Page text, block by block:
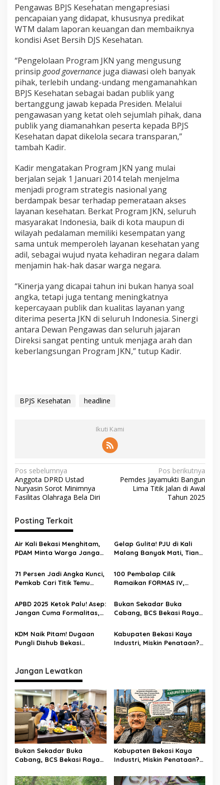
Pengawas BPJS Kesehatan mengapresiasi
pencapaian yang didapat, khususnya predikat
WTM dalam laporan keuangan dan membaiknya
kondisi Aset Bersih DJS Kesehatan.
“Pengelolaan Program JKN yang mengusung
prinsip good governance juga diawasi oleh banyak
pihak, terlebih undang-undang mengamanahkan
BPJS Kesehatan sebagai badan publik yang
bertanggung jawab kepada Presiden. Melalui
pengawasan yang ketat oleh sejumlah pihak, dana
publik yang diamanahkan peserta kepada BPJS
Kesehatan dapat dikelola secara transparan,”
tambah Kadir.
Kadir mengatakan Program JKN yang mulai
berjalan sejak 1 Januari 2014 telah menjelma
menjadi program strategis nasional yang
berdampak besar terhadap pemerataan akses
layanan kesehatan. Berkat Program JKN, seluruh
masyarakat Indonesia, baik di kota maupun di
wilayah pedalaman memiliki kesempatan yang
sama untuk memperoleh layanan kesehatan yang
adil, sebagai wujud nyata kehadiran negara dalam
menjamin hak-hak dasar warga negara.
“Kinerja yang dicapai tahun ini bukan hanya soal
angka, tetapi juga tentang meningkatnya
kepercayaan publik dan kualitas layanan yang
diterima peserta JKN di seluruh Indonesia. Sinergi
antara Dewan Pengawas dan seluruh jajaran
Direksi sangat penting untuk menjaga arah dan
keberlangsungan Program JKN,” tutup Kadir.
BPJS Kesehatan headline
Ikuti Kami
Pos sebelumnya
Anggota DPRD Ustad
Nuryasin Sorot Minimnya
Fasilitas Olahraga Bela Diri
Pos berikutnya
Pemdes Jayamukti Bangun
Lima Titik Jalan di Awal
Tahun 2025
Posting Terkait
Air Kali Bekasi Menghitam,
PDAM Minta Warga Jangan
Gelap Gulita! PJU di Kali
Malang Banyak Mati, Tiang
Waswas
71 Persen Jadi Angka Kunci,
Pemkab Cari Titik Temu
100 Pembalap Cilik
Ramaikan FORMAS IV,
Lahirnya Bibit Atlet Sejak
Usia Dini
APBD 2025 Ketok Palu! Asep:
Jangan Cuma Formalitas,
Manfaatnya
Bukan Sekadar Buka
Cabang, BCS Bekasi Raya
Allah
KDM Naik Pitam! Dugaan
Pungli Dishub Bekasi
Kabupaten Bekasi Kaya
Industri, Miskin Penataan?
Jangan Lewatkan
Bukan Sekadar Buka
Cabang, BCS Bekasi Raya
Allah
Kabupaten Bekasi Kaya
Industri, Miskin Penataan?
di Hari Jadi ke-76